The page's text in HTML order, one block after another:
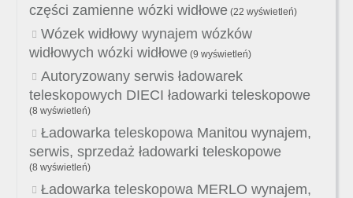
części zamienne wózki widłowe (22 wyświetleń)
Wózek widłowy wynajem wózków
widłowych wózki widłowe (9 wyświetleń)
Autoryzowany serwis ładowarek
teleskopowych DIECI ładowarki teleskopowe
(8 wyświetleń)
Ładowarka teleskopowa Manitou wynajem,
serwis, sprzedaż ładowarki teleskopowe
(8 wyświetleń)
Ładowarka teleskopowa MERLO wynajem,